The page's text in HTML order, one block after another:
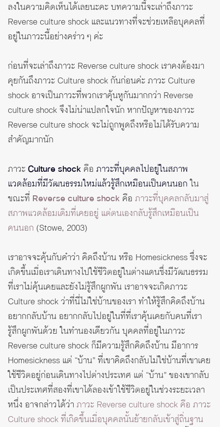
ลงในความคิดเห็นได้เลยนะคะ บทความนี้จะเล่าถึงภาวะ
Reverse culture shock และแนวทางที่จะช่วยเหลือบุคคลที่
อยู่ในภาวะนี้อย่างคร่าว ๆ ค่ะ
ก่อนที่จะเล่าถึงภาวะ Reverse culture shock เราคงต้องมา
คุยกันถึงภาวะ Culture shock กันก่อนค่ะ ภาวะ Culture
shock อาจเป็นภาวะที่พวกเราคุ้นหูกันมากกว่า Reverse
culture shock จึงไม่น่าแปลกใจนัก หากปัญหาของภาวะ
Reverse culture shock จะไม่ถูกพูดถึงหรือไม่ได้รับความ
สำคัญมากนัก
ภาวะ Culture shock คือ ภาวะที่บุคคลไปอยู่ในสภาพ
แวดล้อมที่มีวัฒนธรรมใหม่แล้วรู้สึกเหมือนเป็นคนนอกใน
ขณะที่ Reverse culture shock คือ ภาวะที่บุคคลกลับมาสู่
สภาพแวดล้อมเดิมที่เคยอยู่ แต่ตนเองกลับรู้สึกเหมือนเป็น
คนนอก (Stowe, 2003)
เราอาจจะคุ้นกับคำว่า คิดถึงบ้าน หรือ Homesickness ซึ่งจะ
เกิดขึ้นเมื่อเราเดินทางไปใช้ชีวิตอยู่ในต่างแดนซึ่งมีวัฒนธรรม
ที่เราไม่คุ้นเคยและยังไม่รู้สึกผูกพัน เราอาจจะเกิดภาวะ
Culture shock ว่าที่นี่ไม่ใช่บ้านของเรา ทำให้รู้สึกคิดถึงบ้าน
อยากกลับบ้าน อยากกลับไปอยู่ในที่ที่เราคุ้นเคยกับคนที่เรา
รู้สึกผูกพันด้วย ในทำนองเดียวกัน บุคคลที่อยู่ในภาวะ
Reverse culture shock ก็มีความรู้สึกคิดถึงบ้าน มีอาการ
Homesickness แต่ “บ้าน” ที่เขาคิดถึงกลับไม่ใช่บ้านที่เขาเคย
ใช้ชีวิตอยู่ก่อนเดินทางไปต่างประเทศ แต่ “บ้าน” ของเขากลับ
เป็นประเทศที่สองที่เขาได้ลองเข้าใช้ชีวิตอยู่ในช่วงระยะเวลา
หนึ่ง อาจกล่าวได้ว่า ภาวะ Reverse culture shock คือ ภาวะ
Culture shock ที่เกิดขึ้นเมื่อบุคคลนั้นย้ายกลับเข้าสู่ถิ่นฐาน